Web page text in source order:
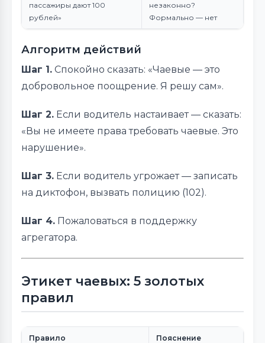
пассажиры дают 100
рублей»
незаконно?
Формально — нет
Алгоритм действий
Шаг 1. Спокойно сказать: «Чаевые — это
добровольное поощрение. Я решу сам».
Шаг 2. Если водитель настаивает — сказать:
«Вы не имеете права требовать чаевые. Это
нарушение».
Шаг 3. Если водитель угрожает — записать
на диктофон, вызвать полицию (102).
Шаг 4. Пожаловаться в поддержку
агрегатора.
Этикет чаевых: 5 золотых
правил
Правило Пояснение